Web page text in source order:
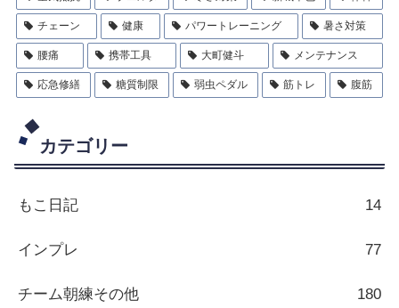
チェーン 健康 パワートレーニング 暑さ対策
腰痛 携帯工具 大町健斗 メンテナンス
応急修繕 糖質制限 弱虫ペダル 筋トレ 腹筋
カテゴリー
もこ日記 14
インプレ 77
チーム朝練その他 180